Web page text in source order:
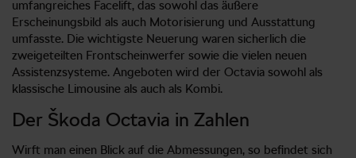
umfangreiches Facelift, das sowohl das äußere
Erscheinungsbild als auch Motorisierung und Ausstattung
umfasste. Die wichtigste Neuerung waren sicherlich die
zweigeteilten Frontscheinwerfer sowie die vielen neuen
Assistenzsysteme. Angeboten wird der Octavia sowohl als
klassische Limousine als auch als Kombi.
Der Škoda Octavia in Zahlen
Wirft man einen Blick auf die Abmessungen, so befindet sich